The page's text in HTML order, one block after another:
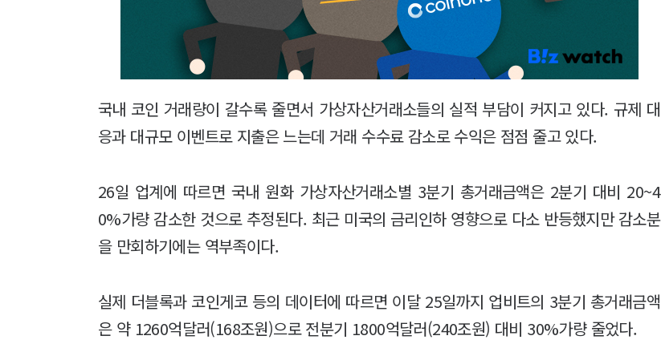
국내 코인 거래량이 갈수록 줄면서 가상자산거래소들의 실적 부담이 커지고 있다. 규제 대
응과 대규모 이벤트로 지출은 느는데 거래 수수료 감소로 수익은 점점 줄고 있다.
26일 업계에 따르면 국내 원화 가상자산거래소별 3분기 총거래금액은 2분기 대비 20~4
0%가량 감소한 것으로 추정된다. 최근 미국의 금리인하 영향으로 다소 반등했지만 감소분
을 만회하기에는 역부족이다.
실제 더블록과 코인게코 등의 데이터에 따르면 이달 25일까지 업비트의 3분기 총거래금액
은 약 1260억달러(168조원)으로 전분기 1800억달러(240조원) 대비 30%가량 줄었다.